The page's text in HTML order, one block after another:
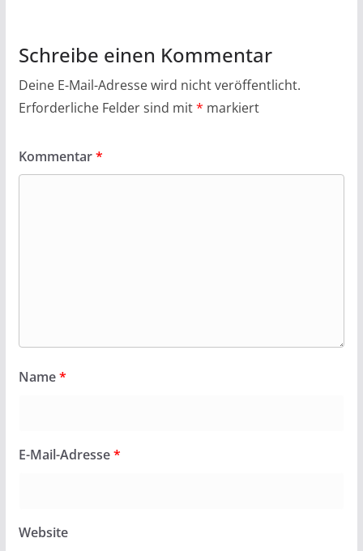
Schreibe einen Kommentar
Deine E-Mail-Adresse wird nicht veröffentlicht.
Erforderliche Felder sind mit* markiert
Kommentar*
Name*
E-Mail-Adresse*
Website